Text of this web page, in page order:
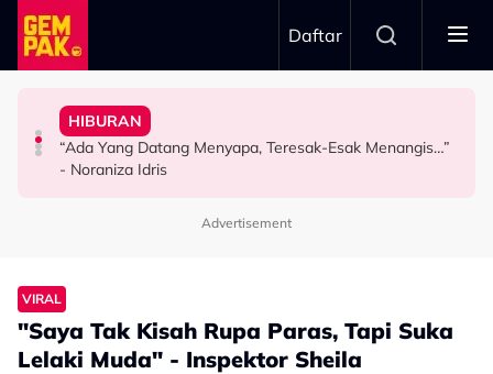
Skip to main content
Daftar
HIBURAN
Khairul Aming Raih Jualan Lebih RM2 Juta Dalam
Kurang Dua Minit
HIBURAN
“Ada Yang Datang Menyapa, Teresak-Esak Menangis…”
- Noraniza Idris
SELEBRITI
“Biarlah Mereka Yang Pilih” - Jinggo Nasihat Ibu Bapa
Jangan Terlalu Campuri Urusan Rumah Tangga Anak
SELEBRITI
Atta Halilintar Tegur Individu Perlekeh Orang Rakam
Pesawat Mendarat - “Boleh Jadi Itu Pengalaman
Advertisement
VIRAL
"Saya Tak Kisah Rupa Paras, Tapi Suka
Lelaki Muda" - Inspektor Sheila